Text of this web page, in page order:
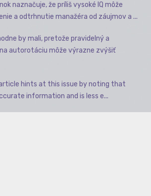
naznačuje, že príliš vysoké IQ môže
a odtrhnutie manažéra od záujmov a ...
by mali, pretože pravidelný a
autorotáciu môže výrazne zvýšiť
hints at this issue by noting that
information and is less e...